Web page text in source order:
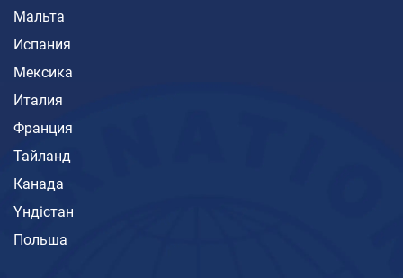
Мальта
Испания
Мексика
Италия
Франция
Тайланд
Канада
Үндістан
Польша